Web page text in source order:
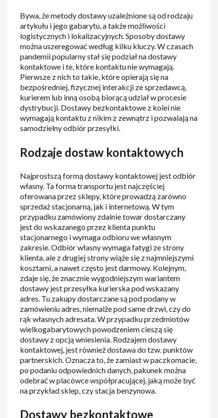
Bywa, że metody dostawy uzależnione są od rodzaju
artykułu i jego gabarytu, a także możliwości
logistycznych i lokalizacyjnych. Sposoby dostawy
można uszeregować według kilku kluczy. W czasach
pandemii popularny stał się podział na dostawy
kontaktowe i te, które kontaktu nie wymagają.
Pierwsze z nich to takie, które opierają się na
bezpośredniej, fizycznej interakcji ze sprzedawcą,
kurierem lub inną osobą biorącą udział w procesie
dystrybucji. Dostawy bezkontaktowe z kolei nie
wymagają kontaktu z nikim z zewnątrz i pozwalają na
samodzielny odbiór przesyłki.
Rodzaje dostaw kontaktowych
Najprostszą formą dostawy kontaktowej jest odbiór
własny. Ta forma transportu jest najczęściej
oferowana przez sklepy, które prowadzą zarówno
sprzedaż stacjonarną, jak i internetową. W tym
przypadku zamówiony zdalnie towar dostarczany
jest do wskazanego przez klienta punktu
stacjonarnego i wymaga odbioru we własnym
zakresie. Odbiór własny wymaga fatygi ze strony
klienta, ale z drugiej strony wiąże się z najmniejszymi
kosztami, a nawet często jest darmowy. Kolejnym,
zdaje się, że znacznie wygodniejszym wariantem
dostawy jest przesyłka kurierska pod wskazany
adres. Tu zakupy dostarczane są pod podany w
zamówieniu adres, niemalże pod same drzwi, czy do
rąk własnych adresata. W przypadku przedmiotów
wielkogabarytowych powodzeniem cieszą się
dostawy z opcją wniesienia. Rodzajem dostawy
kontaktowej, jest również dostawa do tzw. punktów
partnerskich. Oznacza to, że zamiast w paczkomacie,
po podaniu odpowiednich danych, pakunek można
odebrać w placówce współpracującej, jaką może być
na przykład sklep, czy stacja benzynowa.
Dostawy bezkontaktowe